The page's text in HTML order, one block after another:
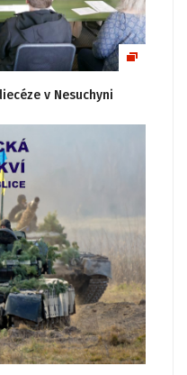
v Nesuchyni